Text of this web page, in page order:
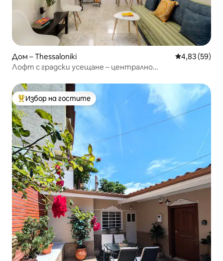
Дом – Thessaloniki Средна
4,83 (59)
Лофт с градски усещане – централно
Най-популярен избор на гостите
Избор на гостите